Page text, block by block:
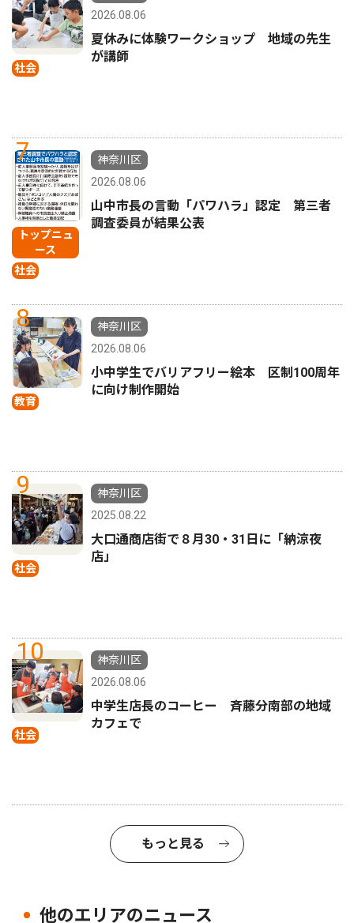
社会
2026.08.06
夏休みに体験ワークショップ 地域の先生
が講師
7
トップニュ
ース
社会
神奈川区
2026.08.06
山中市長の言動「パワハラ」認定 第三者
調査委員が結果公表
8
教育
神奈川区
2026.08.06
小中学生でバリアフリー絵本 区制100周年
に向け制作開始
9
社会
神奈川区
2025.08.22
大口通商店街で８月30・31日に「納涼夜
店」
10
社会
神奈川区
2026.08.06
中学生店長のコーヒー 斉藤分南部の地域
カフェで
もっと見る
他のエリアのニュース